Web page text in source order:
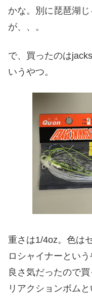
かな。別に琵琶湖
が、、。
で、買ったのは
いうやつ。
重さは1/4oz。色は
ロシャイナーとい
良さ気だったので
リアクションボム